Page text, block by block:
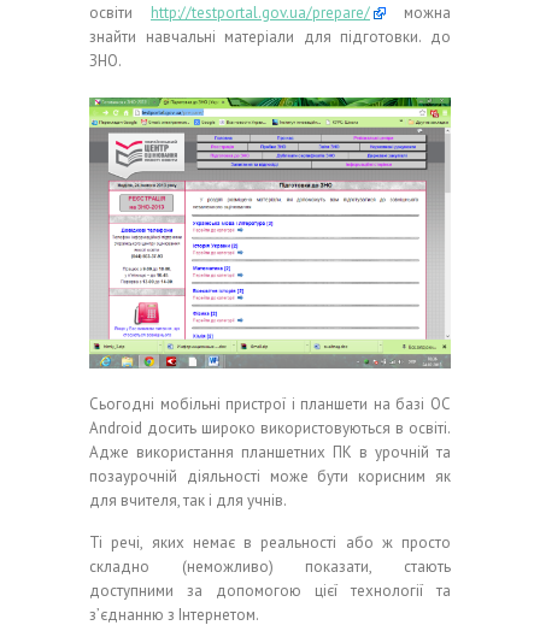
освіти http://testportal.gov.ua/prepare/
можна
знайти навчальні матеріали для підготовки. до
ЗНО.
Сьогодні мобільні пристрої і планшети на базі ОС
Android досить широко використовуються в освіті.
Адже використання планшетних ПК в урочній та
позаурочній діяльності може бути корисним як
для вчителя, так і для учнів.
Ті речі, яких немає в реальності або ж просто
складно (неможливо) показати, стають
доступними за допомогою цієї технології та
з’єднанню з Інтернетом.